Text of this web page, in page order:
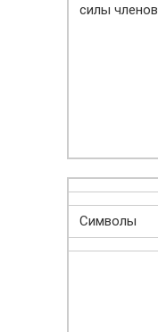
силы членов
Символы